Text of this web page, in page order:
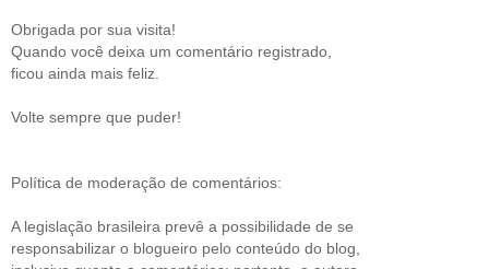
Obrigada por sua visita!
Quando você deixa um comentário registrado,
ficou ainda mais feliz.
Volte sempre que puder!
Política de moderação de comentários:
A legislação brasileira prevê a possibilidade de se
responsabilizar o blogueiro pelo conteúdo do blog,